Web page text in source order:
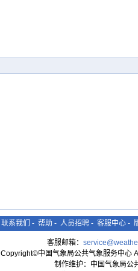
联系我们 - 帮助 - 人员招聘 - 客服中心 -
客服邮箱：
Copyright©中国气象局公共气象服务中心
制作维护：中国气象局公